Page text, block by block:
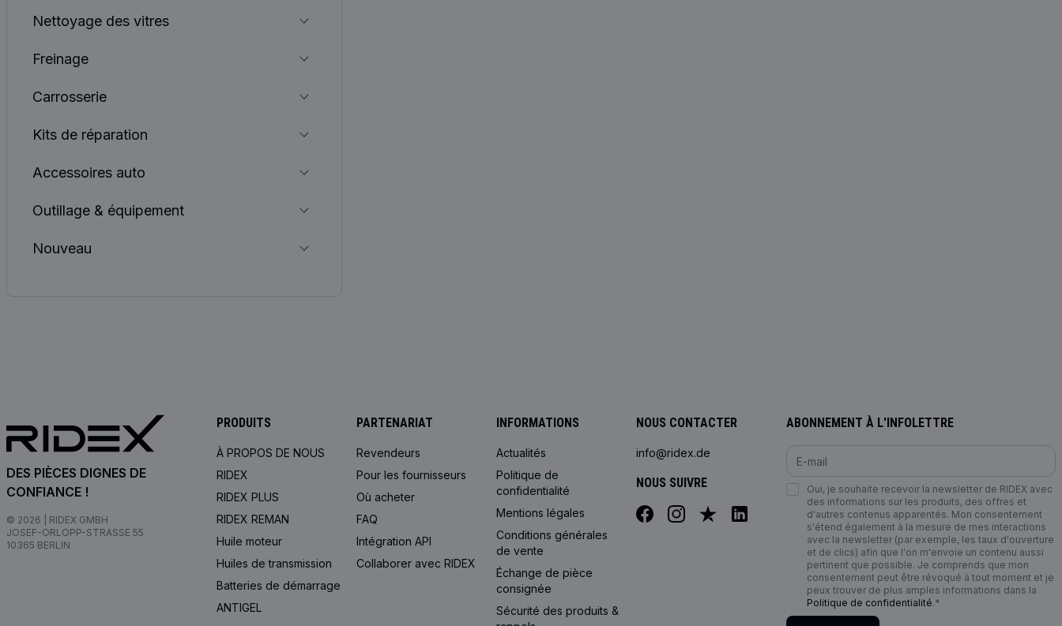
Nettoyage des vitres
Freinage
Carrosserie
Kits de réparation
Accessoires auto
Outillage & équipement
Nouveau
DES PIÈCES DIGNES DE
CONFIANCE !
© 2026 | RIDEX GMBH
JOSEF-ORLOPP-STRASSE 55
10365 BERLIN
PRODUITS
À PROPOS DE NOUS
RIDEX
RIDEX PLUS
RIDEX REMAN
Huile moteur
Huiles de transmission
Batteries de démarrage
ANTIGEL
PARTENARIAT
Revendeurs
Pour les fournisseurs
Où acheter
FAQ
Intégration API
Collaborer avec RIDEX
INFORMATIONS
Actualités
Politique de
confidentialité
Mentions légales
Conditions générales
de vente
Échange de pièce
consignée
Sécurité des produits &
NOUS CONTACTER
info@ridex.de
NOUS SUIVRE
ABONNEMENT À L'INFOLETTRE
Oui, je souhaite recevoir la newsletter de RIDEX avec
des informations sur les produits, des offres et
d'autres contenus apparentés. Mon consentement
s'étend également à la mesure de mes interactions
avec la newsletter (par exemple, les taux d'ouverture
et de clics) afin que l'on m'envoie un contenu aussi
pertinent que possible. Je comprends que mon
consentement peut être révoqué à tout moment et je
peux trouver de plus amples informations dans la
Politique de confidentialité.*